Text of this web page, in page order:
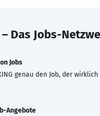
– Das Jobs-
Jobs
genau den Job, der wirklich
Angebote